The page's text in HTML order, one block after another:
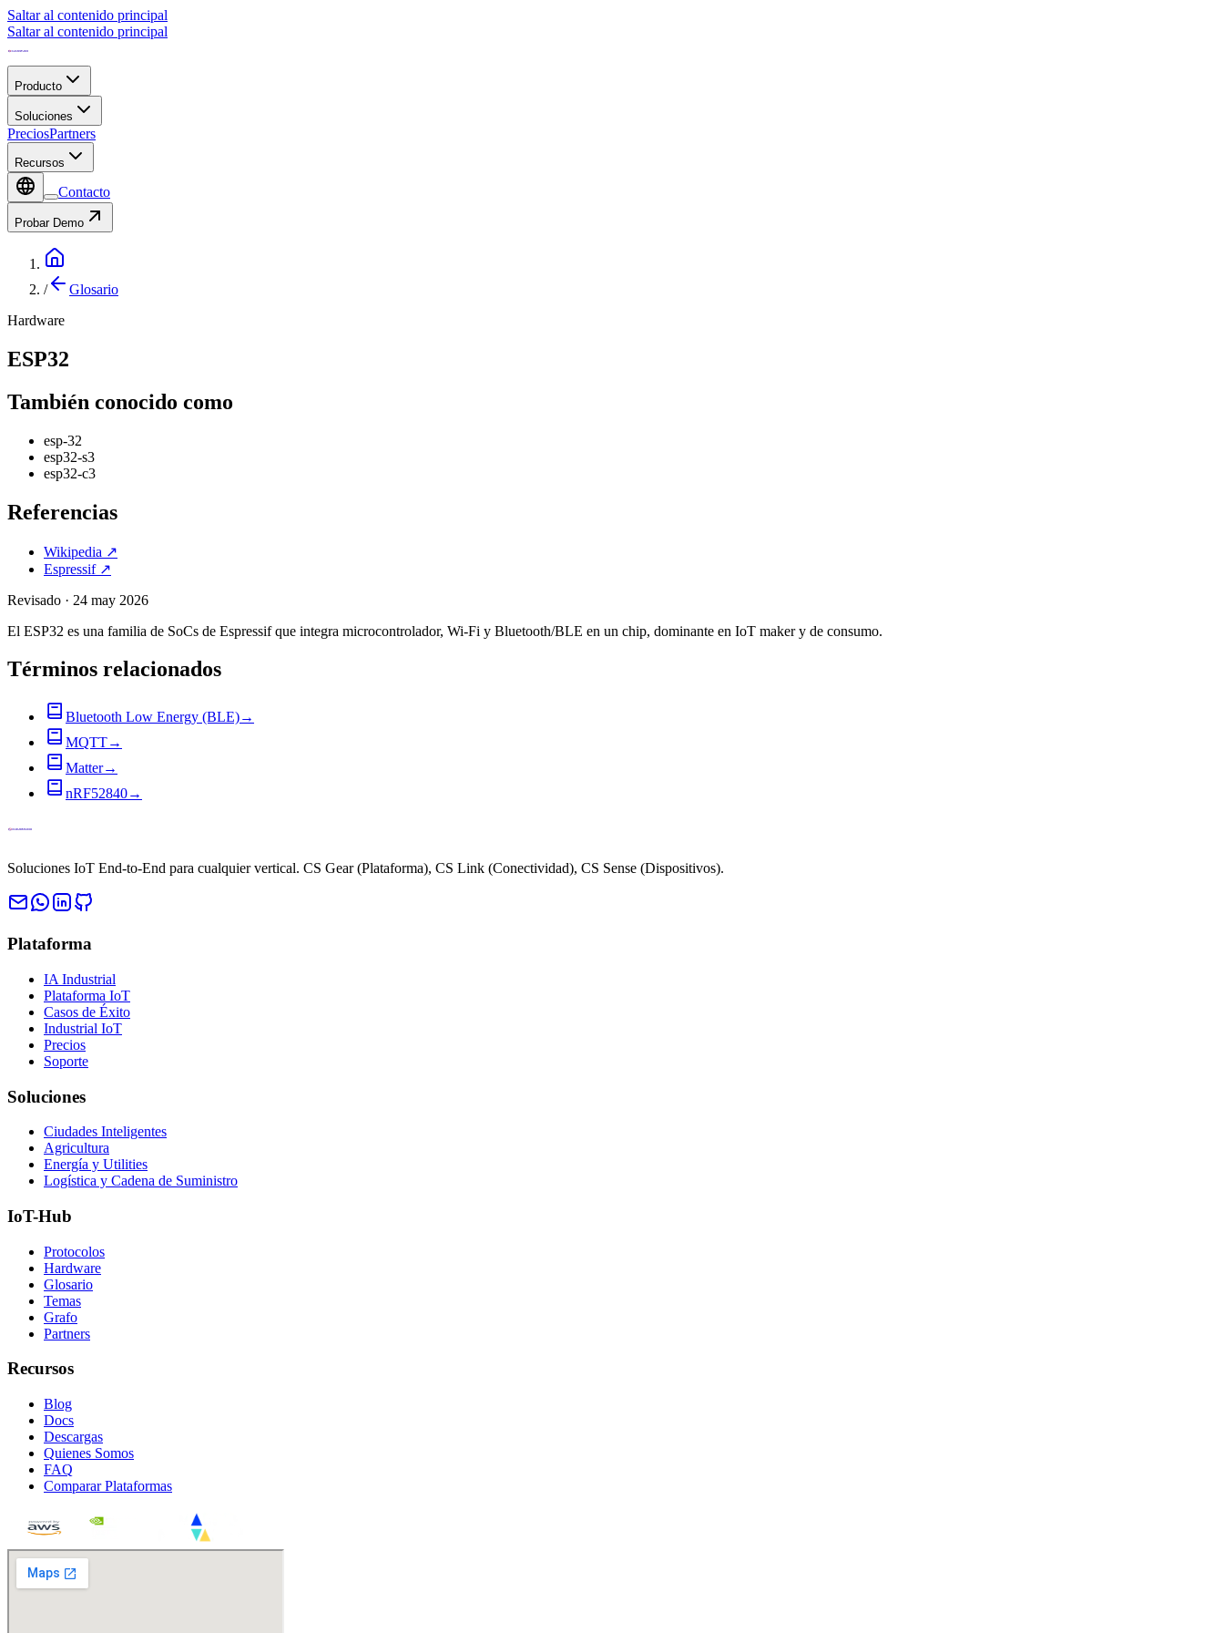
Saltar al contenido principal
Saltar al contenido principal
Producto
Soluciones
PreciosPartners
Recursos
Contacto
Probar Demo
/
Glosario
Hardware
ESP32
También conocido como
esp-32
esp32-s3
esp32-c3
Referencias
Wikipedia ↗
Espressif↗
Revisado · 24 may 2026
El ESP32 es una familia de SoCs de Espressif que integra microcontrolador, Wi-Fi y Bluetooth/BLE en un chip, dominante en IoT maker y de consumo.
Términos relacionados
Bluetooth Low Energy (BLE)→
MQTT→
Matter→
nRF52840→
Soluciones IoT End-to-End para cualquier vertical. CS Gear (Plataforma), CS Link (Conectividad), CS Sense (Dispositivos).
Plataforma
IA Industrial
Plataforma IoT
Casos de Éxito
Industrial IoT
Precios
Soporte
Soluciones
Ciudades Inteligentes
Agricultura
Energía y Utilities
Logística y Cadena de Suministro
IoT-Hub
Protocolos
Hardware
Glosario
Temas
Grafo
Partners
Recursos
Blog
Docs
Descargas
Quienes Somos
FAQ
Comparar Plataformas